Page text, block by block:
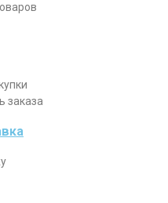
заказа